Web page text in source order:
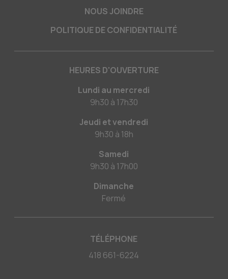
NOUS JOINDRE
POLITIQUE DE CONFIDENTIALITÉ
HEURES D'OUVERTURE
Lundi au mercredi
9h30 à 17h30
Jeudi et vendredi
9h30 à 18h
Samedi
9h30 à 17h00
Dimanche
Fermé
TÉLÉPHONE
418 661-6224